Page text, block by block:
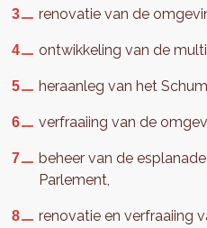
renovatie van de
ontwikkeling van de
heraanleg van het
verfraaiing van de
beheer van de
Parlement,
renovatie en verfraaiing